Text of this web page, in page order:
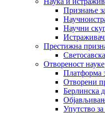
Признање
Научни
Престижна
Отвореност науке
Платформа
Отворени
Берлинска
Упутство